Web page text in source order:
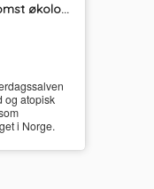
Leppepomade med Ringblomst økologisk
og atopisk
i Norge.